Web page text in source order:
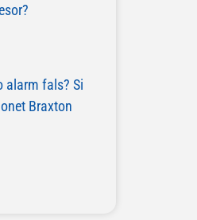
alarm fals? Si
Braxton